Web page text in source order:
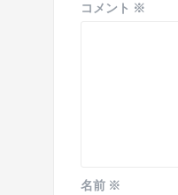
ー
コメント ※
名前 ※